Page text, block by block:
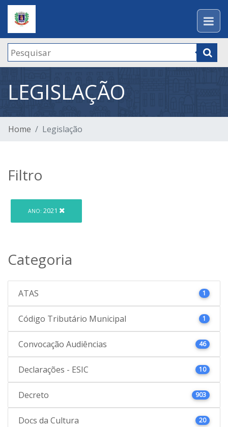
LEGISLAÇÃO
Home Legislação
Filtro
ANO: 2021
Categoria
ATAS 1
Código Tributário Municipal 1
Convocação Audiências 46
Declarações - ESIC 10
Decreto 903
Docs da Cultura 20